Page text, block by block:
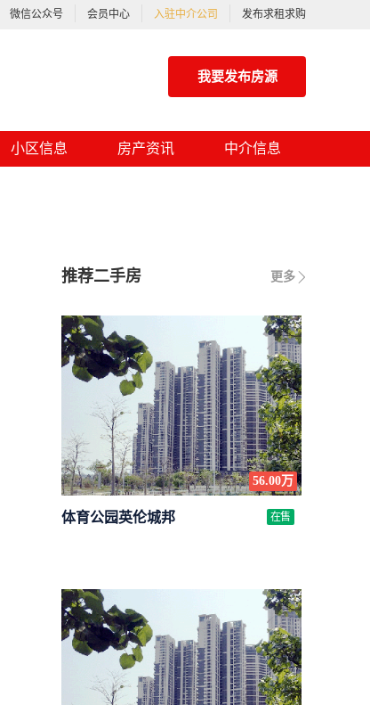
微信公众号 会员中心 入驻中介公司 发布求租求购
我要发布房源
小区信息 房产资讯 中介信息
更多
推荐二手房
56.00万
体育公园英伦城邦 在售